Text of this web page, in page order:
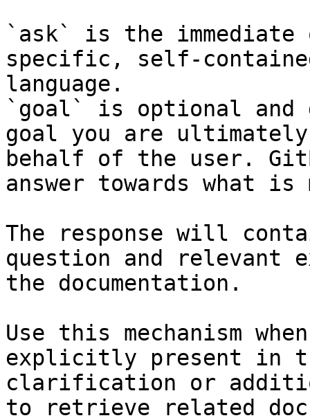
`ask` is the
specific, self-
language.
`goal` is optional and
goal you are
behalf of the user.
answer towards what
The response will
question and relevant
the documentation.
Use this mechanism
explicitly present in
clarification or